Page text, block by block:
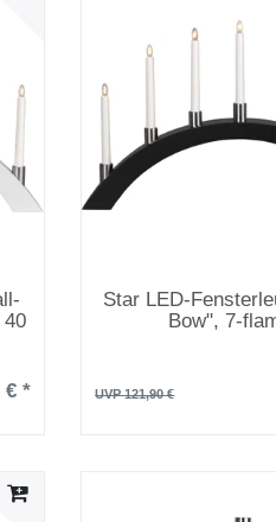
€ *
Star LED-
Bow", 7-
UVP 121,90 €